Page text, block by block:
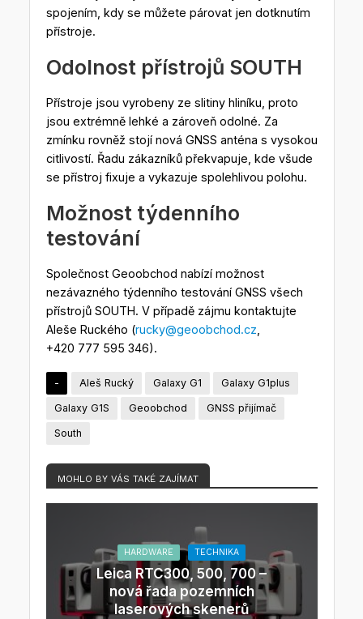
spojením, kdy se můžete párovat jen dotknutím
přístroje.
Odolnost přístrojů SOUTH
Přístroje jsou vyrobeny ze slitiny hliníku, proto
jsou extrémně lehké a zároveň odolné. Za
zmínku rovněž stojí nová GNSS anténa s vysokou
citlivostí. Řadu zákazníků překvapuje, kde všude
se přístroj fixuje a vykazuje spolehlivou polohu.
Možnost týdenního
testování
Společnost Geoobchod nabízí možnost
nezávazného týdenního testování GNSS všech
přístrojů SOUTH. V případě zájmu kontaktujte
Aleše Ruckého (rucky@geoobchod.cz
+420 777 595 346).
- Aleš Rucký Galaxy G1 Galaxy G1plus
Galaxy G1S Geoobchod GNSS přijímač
South
MOHLO BY VÁS TAKÉ ZAJÍMAT
HARDWARE TECHNIKA
Leica RTC300, 500, 700 –
nová řada pozemních
laserových skenerů